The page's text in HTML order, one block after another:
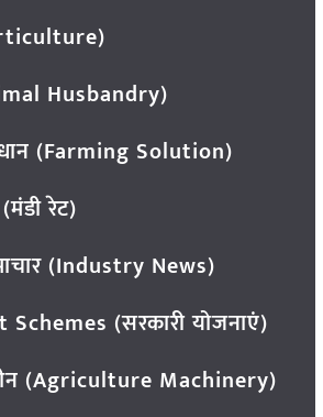
Husbandry)
(Farming Solution)
रेट)
(Industry News)
(सरकारी योजनाएं)
(Agriculture Machinery)